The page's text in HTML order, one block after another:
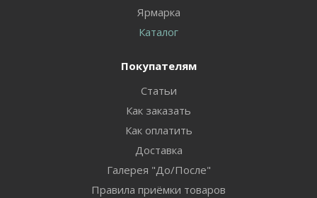
Ярмарка
Каталог
Покупателям
Статьи
Как заказать
Как оплатить
Доставка
Галерея "До/После"
Правила приёмки товаров